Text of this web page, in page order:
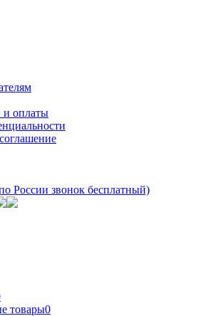
и оплаты
России звонок бесплатный)
товары0